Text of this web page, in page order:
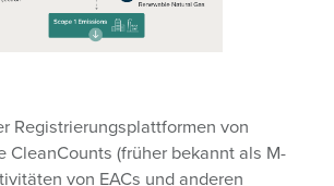
Registrierungsplattformen von
CleanCounts (früher bekannt als M-
von EACs und anderen